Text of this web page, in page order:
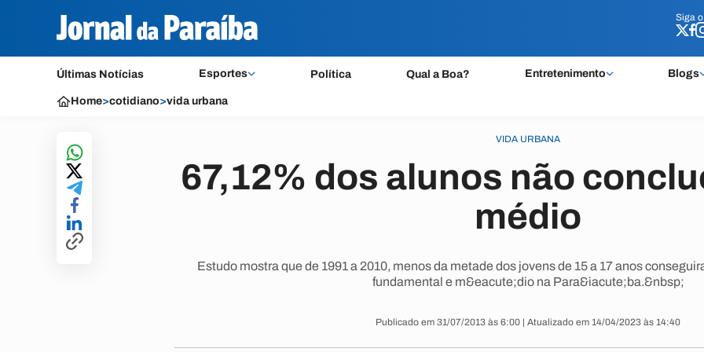
Siga o
Últimas Notícias Esportes Política Qual a Boa? Entretenimento Blogs
Siga o
Home>cotidiano>vida urbana
VIDA URBANA
67,12% dos alunos não
médio
Estudo mostra que de 1991 a 2010, menos da metade dos jovens de 15 a 17 anos
fundamental e m&eacute;dio na Para&iacute;ba.&nbsp;
Publicado em 31/07/2013 às 6:00 | Atualizado em 14/04/2023 às 14:40